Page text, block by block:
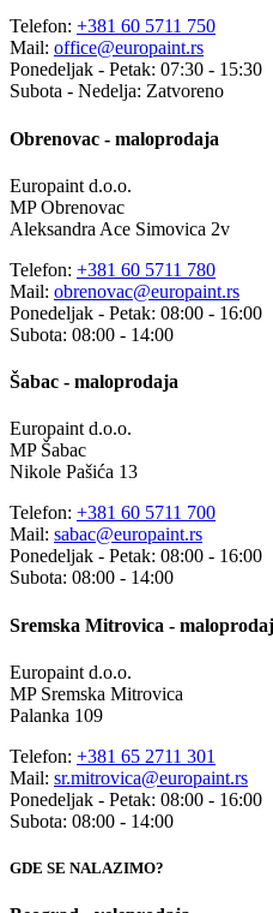
Telefon: +381 60 5711 750
Mail: office@europaint.rs
Ponedeljak - Petak: 07:30 - 15:30
Subota - Nedelja: Zatvoreno
Obrenovac - maloprodaja
Europaint d.o.o.
MP Obrenovac
Aleksandra Ace Simovica 2v
Telefon: +381 60 5711 780
Mail: obrenovac@europaint.rs
Ponedeljak - Petak: 08:00 - 16:00
Subota: 08:00 - 14:00
Šabac - maloprodaja
Europaint d.o.o.
MP Šabac
Nikole Pašića 13
Telefon: +381 60 5711 700
Mail: sabac@europaint.rs
Ponedeljak - Petak: 08:00 - 16:00
Subota: 08:00 - 14:00
Sremska Mitrovica -
Europaint d.o.o.
MP Sremska Mitrovica
Palanka 109
Telefon: +381 65 2711 301
Mail: sr.mitrovica@europaint.rs
Ponedeljak - Petak: 08:00 - 16:00
Subota: 08:00 - 14:00
GDE SE NALAZIMO?